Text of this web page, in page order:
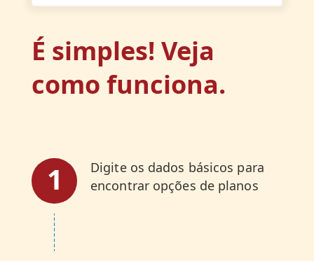
É simples! Veja
como funciona.
1
Digite os dados básicos para
encontrar opções de planos